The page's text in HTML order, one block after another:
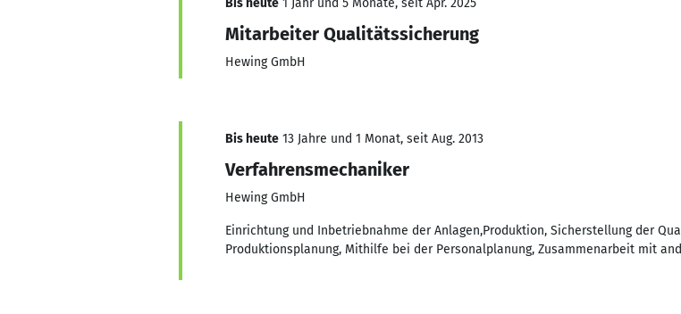
Bis heute 1 Jahr und 5 Monate, seit Apr. 2025
Mitarbeiter Qualitätssicherung
Hewing GmbH
Bis heute 13 Jahre und 1 Monat, seit Aug. 2013
Verfahrensmechaniker
Hewing GmbH
Einrichtung und Inbetriebnahme der Anlagen,Produktion, Sicherstellung der
Produktionsplanung, Mithilfe bei der Personalplanung, Zusammenarbeit mit